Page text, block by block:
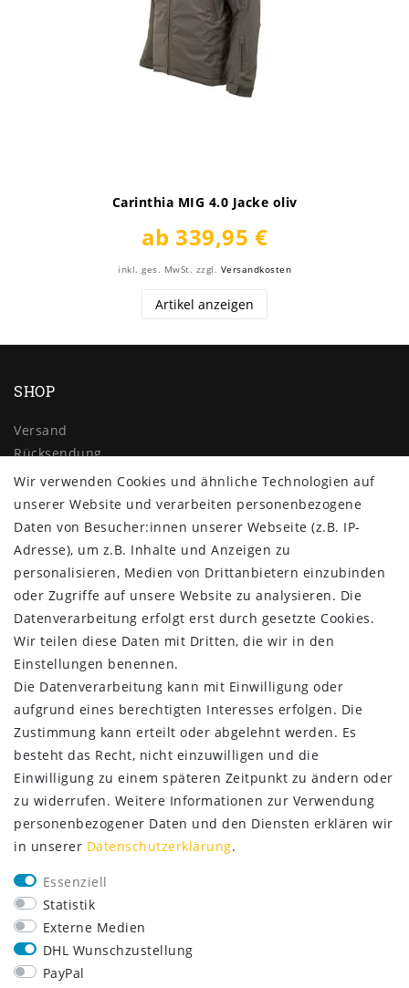
Carinthia MIG 4.0 Jacke oliv
ab 339,95 €
inkl. ges. MwSt. zzgl. Versandkosten
Artikel anzeigen
SHOP
Versand
Rücksendung
Widerrufs­recht
Impressum
Daten­schutz­erklärung
AGB
Kontakt
ZAHLUNG & VERSAND
SERVICE
Lieferung nur 2,95 €
Rücksendung kostenfrei
14 Tage Rückgaberecht
Kurze Lieferzeit
Wir verwenden Cookies und ähnliche Technologien auf
unserer Website und verarbeiten personenbezogene
Daten von Besucher:innen unserer Webseite (z.B. IP-
Adresse), um z.B. Inhalte und Anzeigen zu
personalisieren, Medien von Drittanbietern einzubinden
oder Zugriffe auf unsere Website zu analysieren. Die
Datenverarbeitung erfolgt erst durch gesetzte Cookies.
Wir teilen diese Daten mit Dritten, die wir in den
Einstellungen benennen.
Die Datenverarbeitung kann mit Einwilligung oder
aufgrund eines berechtigten Interesses erfolgen. Die
Zustimmung kann erteilt oder abgelehnt werden. Es
besteht das Recht, nicht einzuwilligen und die
Einwilligung zu einem späteren Zeitpunkt zu ändern oder
zu widerrufen. Weitere Informationen zur Verwendung
personenbezogener Daten und den Diensten erklären wir
in unserer Daten­schutz­erklärung.
Essenziell
Statistik
Externe Medien
DHL Wunschzustellung
PayPal